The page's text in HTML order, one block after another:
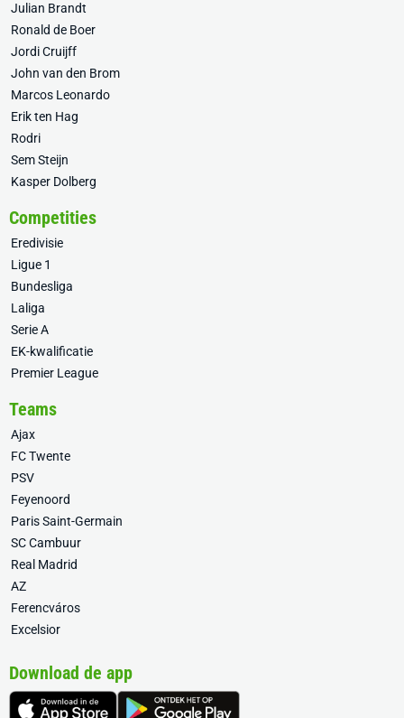
Julian Brandt
Ronald de Boer
Jordi Cruijff
John van den Brom
Marcos Leonardo
Erik ten Hag
Rodri
Sem Steijn
Kasper Dolberg
Competities
Eredivisie
Ligue 1
Bundesliga
Laliga
Serie A
EK-kwalificatie
Premier League
Teams
Ajax
FC Twente
PSV
Feyenoord
Paris Saint-Germain
SC Cambuur
Real Madrid
AZ
Ferencváros
Excelsior
Download de app